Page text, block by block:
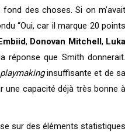
des choses. Si on m’avait
“Oui, car il marque 20 points
, Donovan Mitchell, Luka
réponse que Smith donnerait.
playmakinginsuffisante et de sa
une capacité déjà très bonne à
sur des éléments statistiques